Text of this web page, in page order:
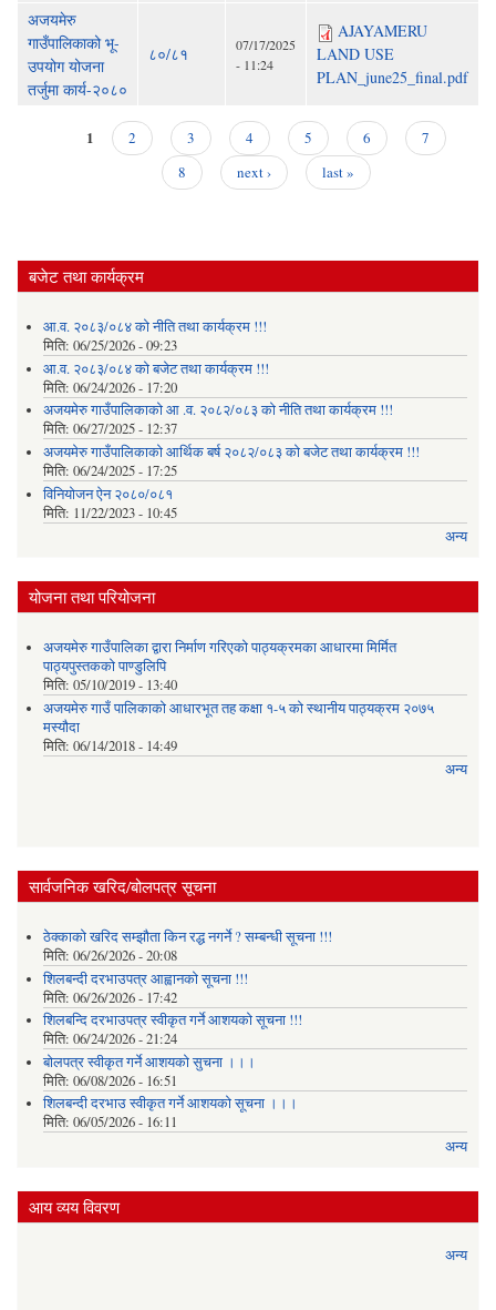
अजयमेरु
गाउँपालिकाको भू-
उपयोग योजना
तर्जुमा कार्य-२०८०
८०/८१
07/17/2025
- 11:24
AJAYAMERU
LAND USE
PLAN_june25_final.pdf
1 2 3 4 5 6
7
8
next › last »
बजेट तथा कार्यक्रम
आ.व. २०८३/०८४ को नीति तथा कार्यक्रम !!!
मिति: 06/25/2026 - 09:23
आ.व. २०८३/०८४ को बजेट तथा कार्यक्रम !!!
मिति: 06/24/2026 - 17:20
अजयमेरु गाउँपालिकाको आ .व. २०८२/०८३ को नीति तथा कार्यक्रम !!!
मिति: 06/27/2025 - 12:37
अजयमेरु गाउँपालिकाको आर्थिक बर्ष २०८२/०८३ को बजेट तथा कार्यक्रम !!!
मिति: 06/24/2025 - 17:25
विनियोजन ऐन २०८०/०८१
मिति: 11/22/2023 - 10:45
अन्य
योजना तथा परियोजना
अजयमेरु गाउँपालिका द्वारा निर्माण गरिएको पाठ्यक्रमका आधारमा मिर्मित
पाठ्यपुस्तकको पाण्डुलिपि
मिति: 05/10/2019 - 13:40
अजयमेरु गाउँ पालिकाको आधारभूत तह कक्षा १-५ को स्थानीय पाठ्यक्रम २०७५
मस्यौदा
मिति: 06/14/2018 - 14:49
अन्य
सार्वजनिक खरिद/बोलपत्र सूचना
ठेक्काको खरिद सम्झौता किन रद्ध नगर्ने ? सम्बन्धी सूचना !!!
मिति: 06/26/2026 - 20:08
शिलबन्दी दरभाउपत्र आह्वानको सूचना !!!
मिति: 06/26/2026 - 17:42
शिलबन्दि दरभाउपत्र स्वीकृत गर्ने आशयकाे सूचना !!!
मिति: 06/24/2026 - 21:24
बोलपत्र स्वीकृत गर्ने आशयको सुचना ।।।
मिति: 06/08/2026 - 16:51
शिलबन्दी दरभाउ स्वीकृत गर्ने आशयको सूचना ।।।
मिति: 06/05/2026 - 16:11
अन्य
आय व्यय विवरण
अन्य